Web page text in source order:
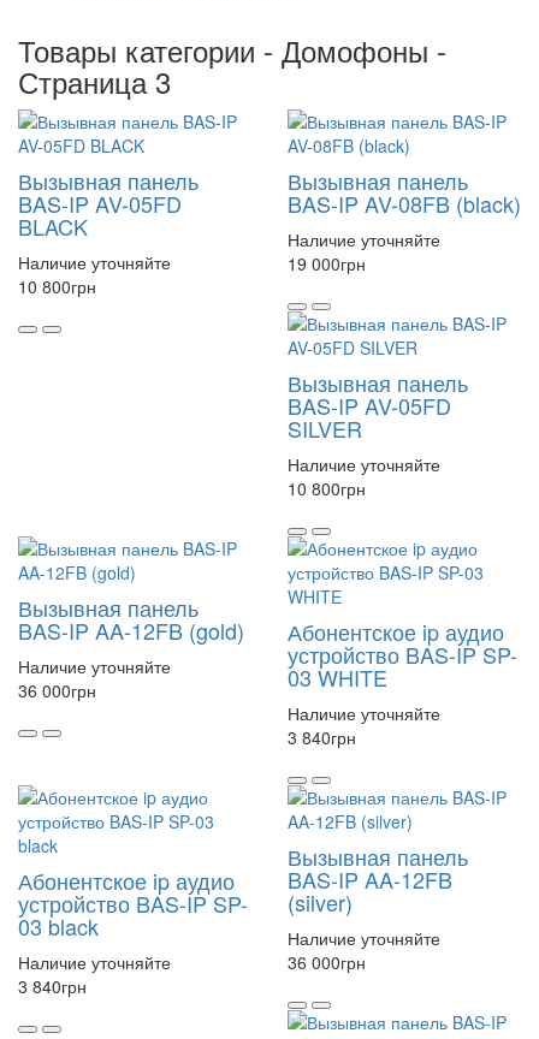
Товары категории - Домофоны -
Страница 3
Вызывная панель
BAS-IP AV-05FD
BLACK
Наличие уточняйте
10 800грн
Вызывная панель
BAS-IP AV-08FB (black)
Наличие уточняйте
19 000грн
Вызывная панель
BAS-IP AV-05FD
SILVER
Наличие уточняйте
10 800грн
Вызывная панель
BAS-IP AA-12FB (gold)
Наличие уточняйте
36 000грн
Абонентское ip аудио
устройство BAS-IP SP-
03 WHITE
Наличие уточняйте
3 840грн
Абонентское ip аудио
устройство BAS-IP SP-
03 black
Наличие уточняйте
3 840грн
Вызывная панель
BAS-IP AA-12FB
(silver)
Наличие уточняйте
36 000грн